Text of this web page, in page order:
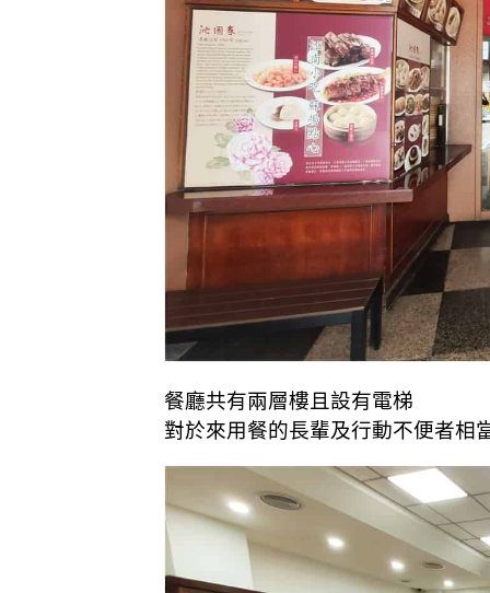
餐廳共有兩層樓且設有電梯
對於來用餐的長輩及行動不便者相